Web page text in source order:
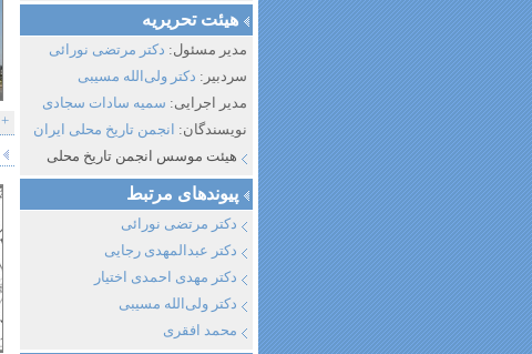
هیئت تحریریه
مدیر مسئول: دکتر مرتضی نورائی
سردبیر: دکتر ولی‌الله مسیبی
مدیر اجرایی: سمیه سادات سجادی
نویسندگان: انجمن تاریخ محلی ایران
هیئت موسس انجمن تاریخ محلی
پیوند‌های مرتبط
دکتر مرتضی نورائی
دکتر عبدالمهدی رجایی
دکتر مهدی احمدی اختیار
دکتر ولی‌الله مسیبی
محمد افقری
+